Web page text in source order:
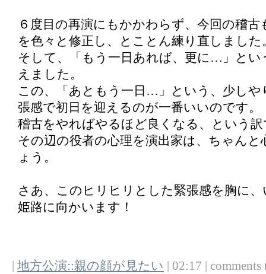
６度目の再演にもかかわらず、今回の稽
を色々と修正し、とことん練り直しました
そして、「もう一日あれば、更に…」とい
えました。
この、「あともう一日…」という、少しや
張感で初日を迎えるのが一番いいのです。
稽古をやればやるほど良くなる、という
その辺の役者の心理を演出家は、ちゃん
ょう。
さあ、このヒリヒリとした緊張感を胸に
姫路に向かいます！
地方公演::親の顔が見たい | 02:17 |